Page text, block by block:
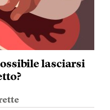
lasciarsi